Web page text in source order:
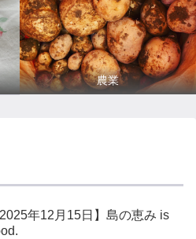
農業
2025年12月15日】島の恵み is